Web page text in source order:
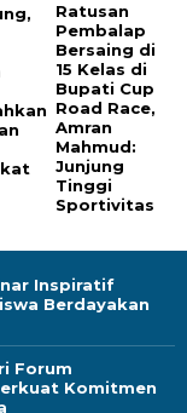
Ratusan
Pembalap
Bersaing di
15 Kelas di
Bupati Cup
Road Race,
Amran
Mahmud:
Junjung
Tinggi
Sportivitas
Inspiratif
Berdayakan
Forum
Komitmen